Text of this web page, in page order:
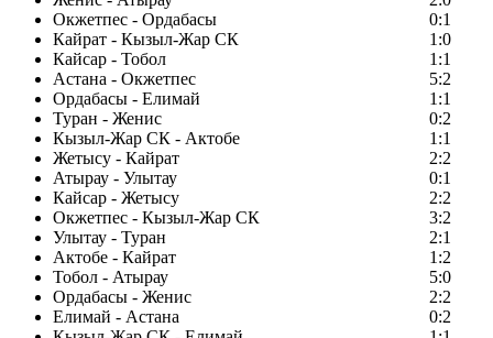
Окжетпес - Ордабасы
0:1
Кайрат - Кызыл-Жар СК
1:0
Кайсар - Тобол
1:1
Астана - Окжетпес
5:2
Ордабасы - Елимай
1:1
Туран - Женис
0:2
Кызыл-Жар СК - Актобе
1:1
Жетысу - Кайрат
2:2
Атырау - Улытау
0:1
Кайсар - Жетысу
2:2
Окжетпес - Кызыл-Жар СК
3:2
Улытау - Туран
2:1
Актобе - Кайрат
1:2
Тобол - Атырау
5:0
Ордабасы - Женис
2:2
Елимай - Астана
0:2